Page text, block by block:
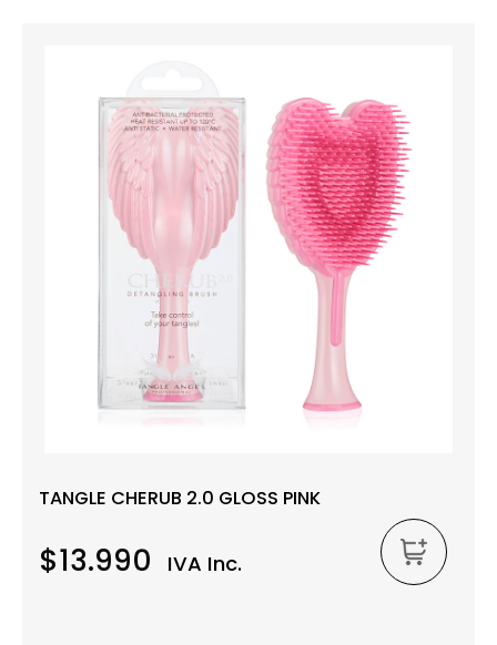
TANGLE CHERUB 2.0 GLOSS PINK
$13.990 IVA Inc.